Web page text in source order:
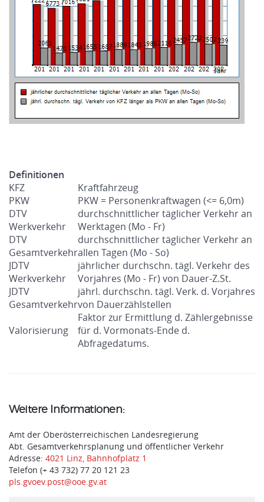
Definitionen
KFZ
Kraftfahrzeug
PKW
PKW = Personenkraftwagen (<= 6,0m)
DTV
Werkverkehr
durchschnittlicher täglicher Verkehr an
Werktagen (Mo - Fr)
DTV
Gesamtverkehr
durchschnittlicher täglicher Verkehr an
allen Tagen (Mo - So)
JDTV
Werkverkehr
jährlicher durchschn. tägl. Verkehr des
Vorjahres (Mo - Fr) von Dauer-Z.St.
JDTV
Gesamtverkehr
jährl. durchschn. tägl. Verk. d. Vorjahres
von Dauerzählstellen
Valorisierung
Faktor zur Ermittlung d. Zählergebnisse
für d. Vormonats-Ende d.
Abfragedatums.
Weitere Informationen:
Amt der Oberösterreichischen Landesregierung
Abt. Gesamtverkehrsplanung und öffentlicher Verkehr
Adresse: 4021 Linz, Bahnhofplatz 1
Telefon (+ 43 732) 77 20 121 23
pls.gvoev.post@ooe.gv.at